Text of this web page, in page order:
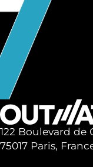
122 Boulevard de
75017 Paris,